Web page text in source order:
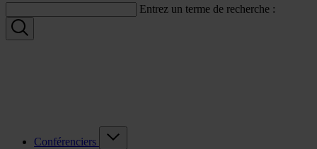
Entrez un terme de recherche :
Conférenciers